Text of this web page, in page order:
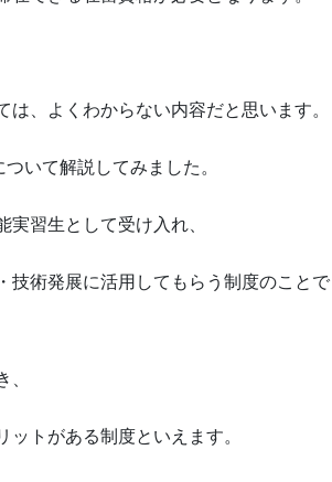
、よくわからない内容だと思います。
いて解説してみました。
習生として受け入れ、
技術発展に活用してもらう制度のことで
、
トがある制度といえます。